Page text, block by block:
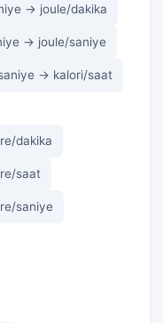
→ joule/dakika
→ joule/saniye
→ kalori/saat
dakika
saat
saniye